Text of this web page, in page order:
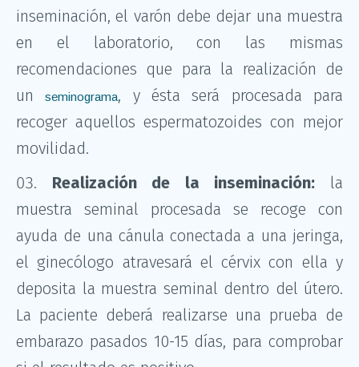
inseminación, el varón debe dejar una muestra
en el laboratorio, con las mismas
recomendaciones que para la realización de
unseminograma, y ésta será procesada para
recoger aquellos espermatozoides con mejor
movilidad.
Realización de la inseminación:la
muestra seminal procesada se recoge con
ayuda de una cánula conectada a una jeringa,
el ginecólogo atravesará el cérvix con ella y
deposita la muestra seminal dentro del útero.
La paciente deberá realizarse una prueba de
embarazo pasados 10-15 días, para comprobar